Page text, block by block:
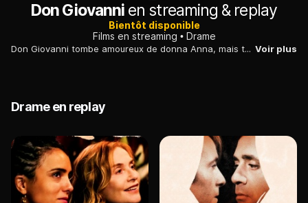
Don Giovanni en streaming & replay
Bientôt disponible
Films en streaming
Drame
Don Giovanni tombe amoureux de donna Anna, mais tue le père de la jeune femme en duel. Cette aventure coûtera très cher au célèbre séducteur. Dans sa mise en scène, Guy Cassiers a choisi d'en faire la figure d'un monde en déclin, à mi-chemin entre la crudité d'un abattoir et le faste d'un palais éblouissant. Voir plus
Drame en replay